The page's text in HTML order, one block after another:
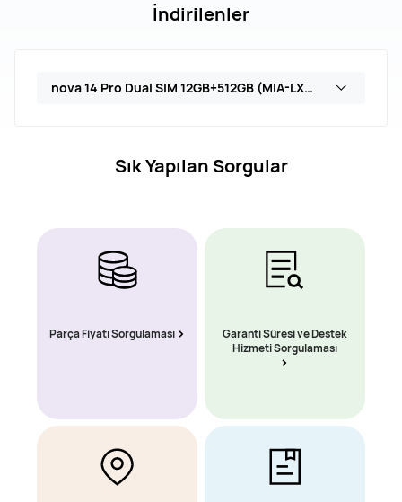
İndirilenler
nova 14 Pro Dual SIM 12GB+512GB (MIA-LX9E)
Sık Yapılan Sorgular
Parça Fiyatı Sorgulaması
Garanti Süresi ve Destek
Hizmeti Sorgulaması